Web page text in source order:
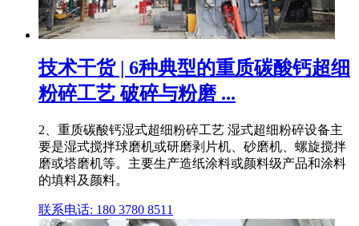
技术干货 | 6种典型的重质碳酸钙超细
粉碎工艺 破碎与粉磨 ...
2、重质碳酸钙湿式超细粉碎工艺 湿式超细粉碎设备主
要是湿式搅拌球磨机或研磨剥片机、砂磨机、螺旋搅拌
磨或塔磨机等。主要生产造纸涂料或颜料级产品和涂料
的填料及颜料。
联系电话: 180 3780 8511